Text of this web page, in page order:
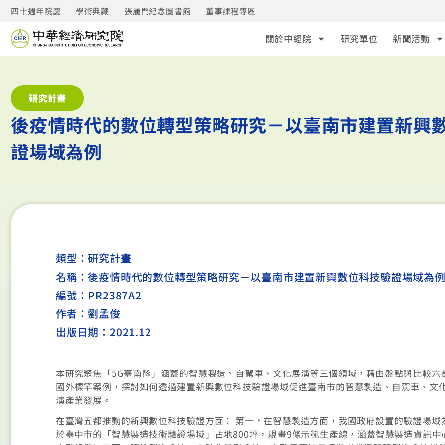
四十週年院慶 學術典藏 張麗門紀念圖書館 董事課程專區
關於中經院 研究單位 新聞活動
研究計畫
後疫情時代的數位轉型策略研究－以臺南市建置新興
證場域為例
類型：研究計畫
名稱：後疫情時代的數位轉型策略研究－以臺南市建置新興數位科技驗證場域為例
編號：PR2387A2
作者：劉孟俊
出版日期：2021.12
本研究聚焦「5G臺南隊」涵蓋的智慧製造、自駕車、文化展演等三個領域，藉由盤點與比較六
國外標竿案例，探討如何透過建置新興數位科技驗證場域促進臺南市的智慧製造、自駕車、文
演產業發展。
在臺灣五都推動的新興數位科技驗證方面： 第一，在智慧製造方面，我國政府設置的驗證場域
於臺中市的「智慧製造技術驗證場域」占地800坪，規畫9條示範生產線，涵蓋智慧製造資訊中